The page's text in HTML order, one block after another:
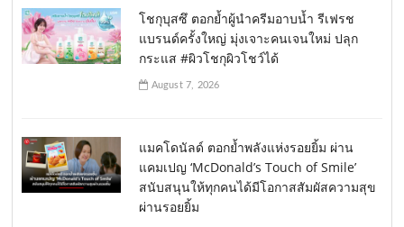
โชกุบุสซึ ตอกย้ำผู้นำครีมอาบน้ำ รีเฟรช
แบรนด์ครั้งใหญ่ มุ่งเจาะคนเจนใหม่ ปลุก
กระแส #ผิวโชกุผิวโชว์ได้
August 7, 2026
แมคโดนัลด์ ตอกย้ำพลังแห่งรอยยิ้ม ผ่าน
แคมเปญ ‘McDonald’s Touch of Smile’
สนับสนุนให้ทุกคนได้มีโอกาสสัมผัสความสุข
ผ่านรอยยิ้ม